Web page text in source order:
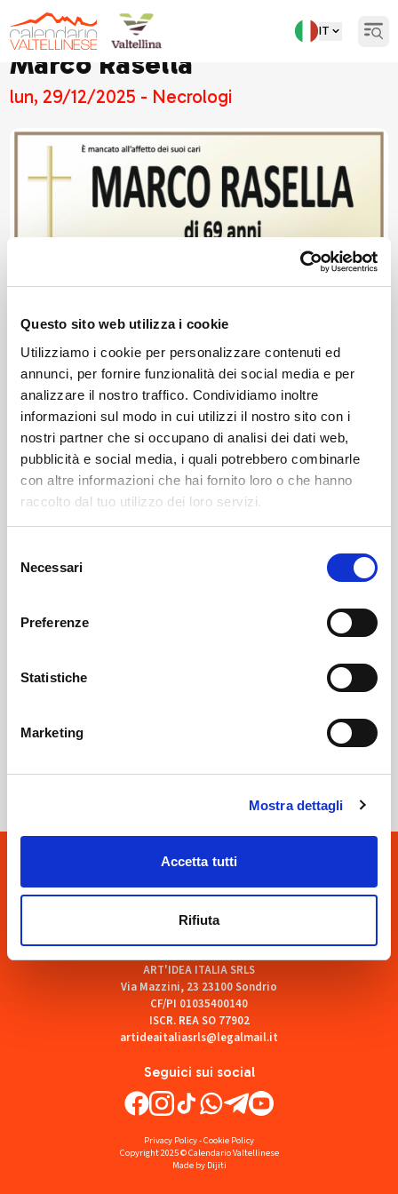
Questo sito web utilizza i cookie
Utilizziamo i cookie per personalizzare contenuti ed
annunci, per fornire funzionalità dei social media e per
analizzare il nostro traffico. Condividiamo inoltre
informazioni sul modo in cui utilizzi il nostro sito con i
nostri partner che si occupano di analisi dei dati web,
pubblicità e social media, i quali potrebbero combinarle
con altre informazioni che hai fornito loro o che hanno
raccolto dal tuo utilizzo dei loro servizi.
delNecessari
Preferenze
Statistiche
Marketing
Mostra dettagli
Accetta tutti
Rifiuta
IT
Marco Rasella
lun, 29/12/2025 - Necrologi
Leggi qui il necrologio:
https://www.onoranzefunebrisof.it/memorials/marco-
rasella-2/
Sondrio Necrologi
Sondrio
Seguici sui social
ART'IDEA ITALIA SRLS
Via Mazzini, 23 23100 Sondrio
CF/PI 01035400140
ISCR. REA SO 77902
artideaitaliasrls@legalmail.it
Privacy Policy-Cookie Policy
Copyright 2025 © Calendario Valtellinese
Made by Dijiti